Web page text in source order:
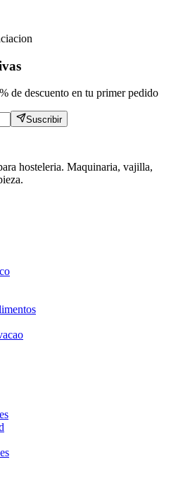
de descuento en tu primer pedido
Suscribir
hosteleria. Maquinaria, vajilla,